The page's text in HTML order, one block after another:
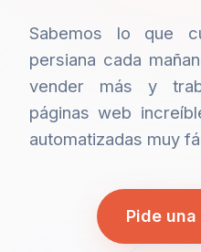
Sabemos lo que
persiana cada
vender más y
páginas web
automatizadas muy
Pide